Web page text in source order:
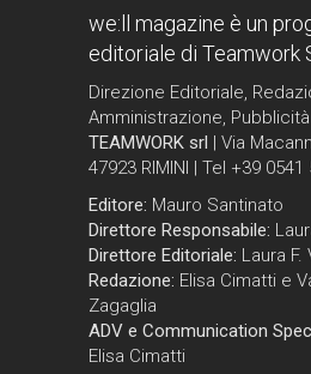
we:ll magazine è un
editoriale di Teamwork
Direzione Editoriale,
Amministrazione, Pubblicità
TEAMWORK srl | Via
47923 RIMINI | Tel +39 0541
Editore: Mauro Santinato
Direttore Responsabile:
Direttore Editoriale: Laura F.
Redazione: Elisa Cimatti e
Zagaglia
ADV e Communication
Elisa Cimatti